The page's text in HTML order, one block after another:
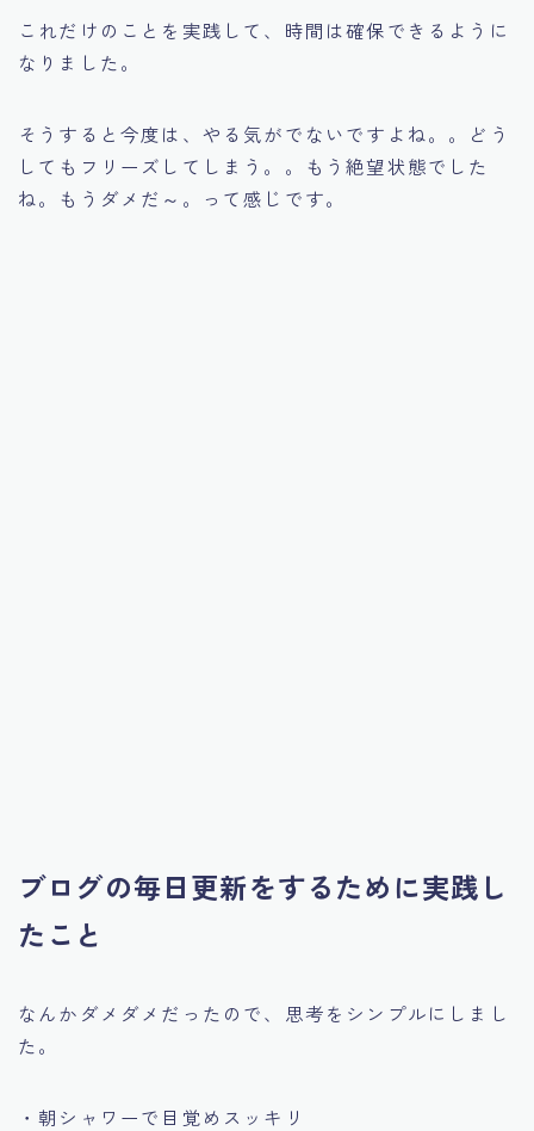
これだけのことを実践して、時間は確保できるように
なりました。
そうすると今度は、やる気がでないですよね。。どう
してもフリーズしてしまう。。もう絶望状態でした
ね。もうダメだ～。って感じです。
ブログの毎日更新をするために実践し
たこと
なんかダメダメだったので、思考をシンプルにしまし
た。
・朝シャワーで目覚めスッキリ